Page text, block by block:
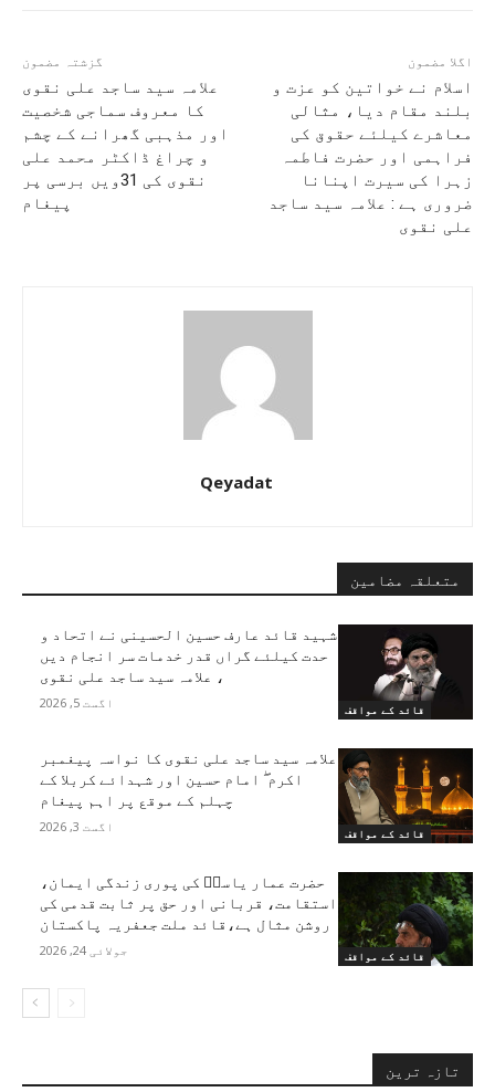
گزشتہ مضمون
علامہ سید ساجد علی نقوی
کا معروف سماجی شخصیت
اور مذہبی گھرانے کے چشم
و چراغ ڈاکٹر محمد علی
نقوی کی 31ویں برسی پر
پیغام
اگلا مضمون
اسلام نے خواتین کو عزت و
بلند مقام دیا، مثالی
معاشرے کیلئے حقوق کی
فراہمی اور حضرت فاطمہ
زہرا کی سیرت اپنانا
ضروری ہے : علامہ سید ساجد
علی نقوی
Qeyadat
متعلقہ مضامین
قائد کے مواقف
شہید قائد عارف حسین الحسینی نے اتحاد و
حدت کیلئے گراں قدر خدمات سر انجام دیں
، علامہ سید ساجد علی نقوی
اگست 5, 2026
قائد کے مواقف
علامہ سید ساجد علی نقوی کا نواسہ پیغمبر
اکرم ۖ امام حسین اور شہدائے کربلا کے
چہلم کے موقع پر اہم پیغام
اگست 3, 2026
قائد کے مواقف
حضرت عمار یاسرؑ کی پوری زندگی ایمان،
استقامت، قربانی اور حق پر ثابت قدمی کی
روشن مثال ہے،قائد ملت جعفریہ پاکستان
جولائی 24, 2026
تازہ ترین